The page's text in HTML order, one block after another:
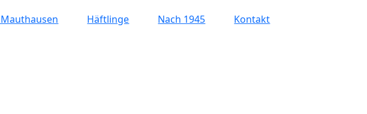
Mauthausen Häftlinge Nach 1945
Kontakt